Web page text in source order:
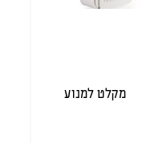
מקלט למנוע